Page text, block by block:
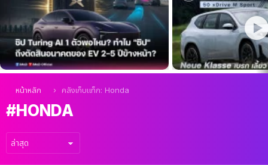
ล่าสุด
คุณอยู่ที่นี่:
หน้าหลัก คลังเก็บแท็ก: Honda
HONDA